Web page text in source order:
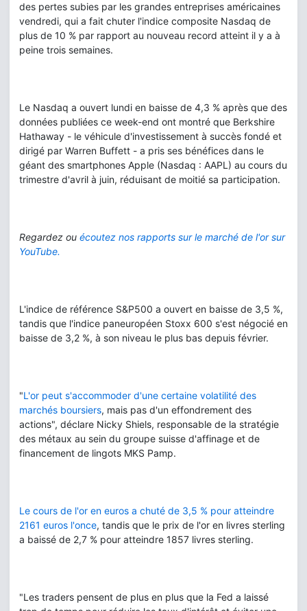
des pertes subies par les grandes entreprises américaines
vendredi, qui a fait chuter l'indice composite Nasdaq de
plus de 10 % par rapport au nouveau record atteint il y a à
peine trois semaines.
Le Nasdaq a ouvert lundi en baisse de 4,3 % après que des
données publiées ce week-end ont montré que Berkshire
Hathaway - le véhicule d'investissement à succès fondé et
dirigé par Warren Buffett - a pris ses bénéfices dans le
géant des smartphones Apple (Nasdaq : AAPL) au cours du
trimestre d'avril à juin, réduisant de moitié sa participation.
Regardez ou écoutez nos rapports sur le marché de l'or sur
YouTube.
L'indice de référence S&P500 a ouvert en baisse de 3,5 %,
tandis que l'indice paneuropéen Stoxx 600 s'est négocié en
baisse de 3,2 %, à son niveau le plus bas depuis février.
"L'or peut s'accommoder d'une certaine volatilité des
marchés boursiers, mais pas d'un effondrement des
actions", déclare Nicky Shiels, responsable de la stratégie
des métaux au sein du groupe suisse d'affinage et de
financement de lingots MKS Pamp.
Le cours de l'or en euros a chuté de 3,5 % pour atteindre
2161 euros l'once, tandis que le prix de l'or en livres sterling
a baissé de 2,7 % pour atteindre 1857 livres sterling.
"Les traders pensent de plus en plus que la Fed a laissé